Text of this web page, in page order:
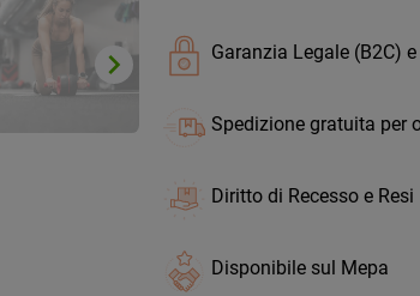
Successivo
keyboard_arrow_right Garanzia Legale (B2C)
Spedizione gratuita per
Diritto di Recesso e Resi
Disponibile sul Mepa